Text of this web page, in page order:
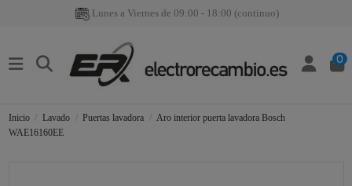
Lunes a Viernes de 09:00 - 18:00 (continuo)
0
Inicio Lavado Puertas lavadora
Aro interior puerta lavadora Bosch
WAE16160EE